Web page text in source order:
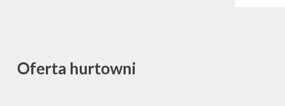
Oferta hurtowni